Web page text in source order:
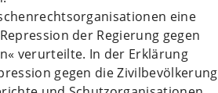
eine
der Regierung gegen
verurteilte. In der Erklärung
gegen die Zivilbevölkerung